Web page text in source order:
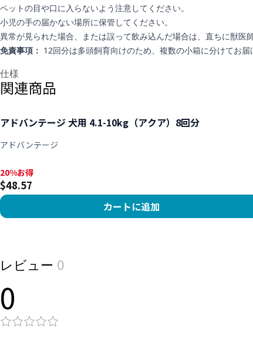
ペットの目や口に入らないよう注意してください。
小児の手の届かない場所に保管してください。
異常が見られた場合、または誤って飲み込んだ場合は、直ちに獣医
免責事項： 12回分は多頭飼育向けのため、複数の小箱に分けてお
仕様
関連商品
アドバンテージ 犬用 4.1-10kg（アクア）8回分
アドバンテージ
20%お得, $48.57
20%お得
$48.57
カートに追加
レビュー 0
0